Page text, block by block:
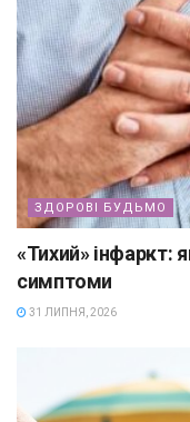
ЗДОРОВІ БУДЬМО
«Тихий» інфаркт:
симптоми
31 ЛИПНЯ, 2026